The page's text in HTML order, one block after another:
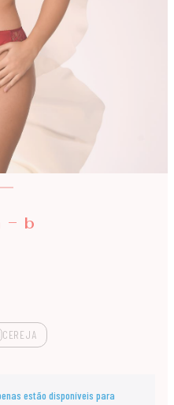
- b
CEREJA
estão disponíveis para